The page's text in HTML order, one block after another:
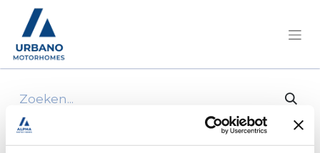
Alle producten
Absorb mat z/b 45x65 cm stone + ruiter